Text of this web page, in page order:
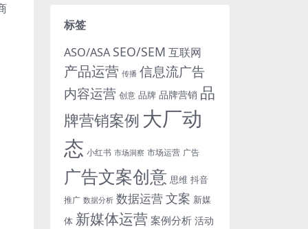
标签
ASO/ASA SEO/SEM 互联网
产品运营 传播 信息流广告
内容运营 创意 品牌 品牌营销 品
牌营销案例 大厂动
态 小红书 市场洞察 市场运营 广告
广告文案创意 思维 抖音
推广 数据分析 数据运营文案 新媒
体 新媒体运营 案例分析 活动